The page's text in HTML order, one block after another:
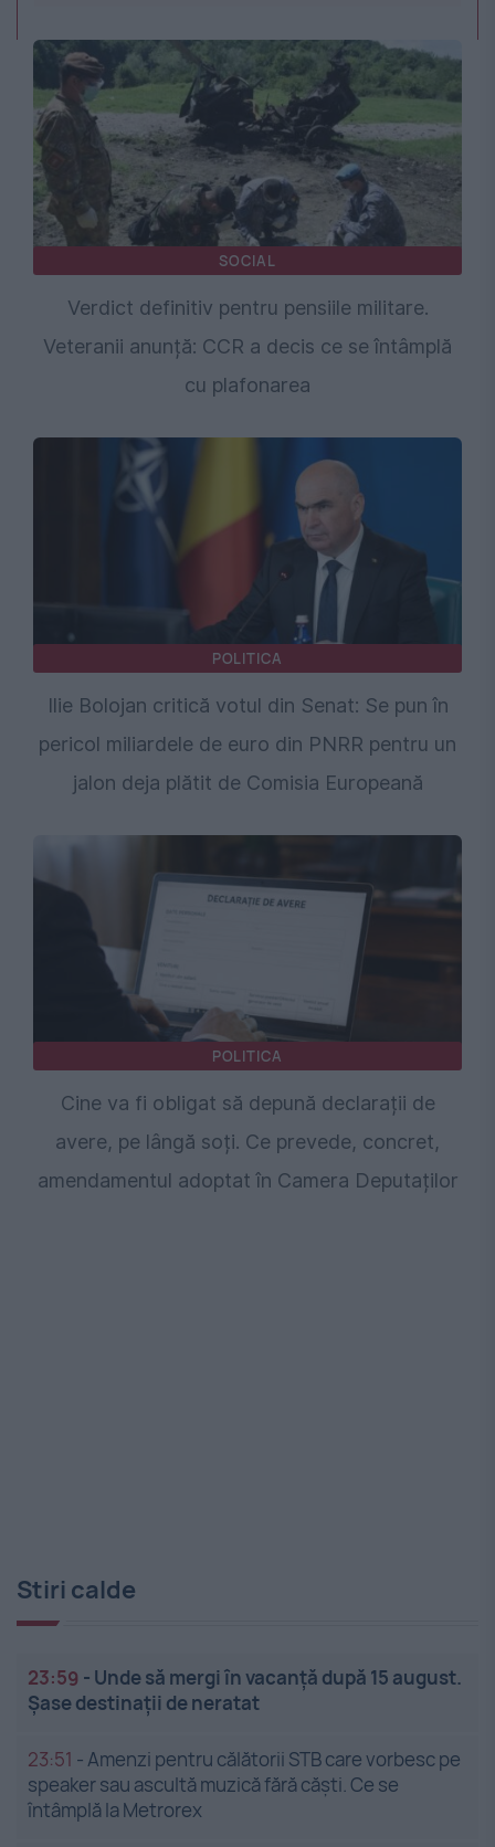
SOCIAL
Verdict definitiv pentru pensiile militare.
Veteranii anunță: CCR a decis ce se întâmplă
cu plafonarea
POLITICA
Ilie Bolojan critică votul din Senat: Se pun în
pericol miliardele de euro din PNRR pentru un
jalon deja plătit de Comisia Europeană
POLITICA
Cine va fi obligat să depună declarații de
avere, pe lângă soți. Ce prevede, concret,
amendamentul adoptat în Camera Deputaților
Stiri calde
23:59 - Unde să mergi în vacanță după 15 august.
Șase destinații de neratat
23:51 - Amenzi pentru călătorii STB care vorbesc pe
speaker sau ascultă muzică fără căști. Ce se
întâmplă la Metrorex